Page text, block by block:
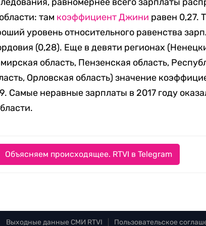
там коэффициент Джини равен 0,27.
уровень относительного равенства
(0,28). Еще в девяти регионах
область, Пензенская область,
Орловская область) значение
Самые неравные зарплаты в 2017 году
Объясняем происходящее. RTVI в Telegram
Выходные данные СМИ RTVI Пользовательское